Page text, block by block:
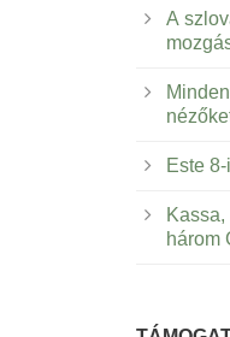
A
Este
három